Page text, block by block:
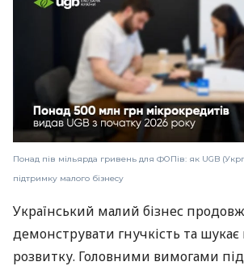
Понад пів мільярда гривень для ФОПів: як UGB
підтримку малого бізнесу
Український малий бізнес
демонструвати гнучкість та
розвитку. Головними вимогами